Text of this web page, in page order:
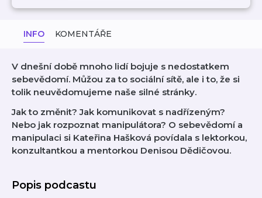
INFO KOMENTÁŘE
V dnešní době mnoho lidí bojuje s nedostatkem
sebevědomí. Můžou za to sociální sítě, ale i to, že si
tolik neuvědomujeme naše silné stránky.
Jak to změnit? Jak komunikovat s nadřízeným?
Nebo jak rozpoznat manipulátora? O sebevědomí a
manipulaci si Kateřina Hašková povídala s lektorkou,
konzultantkou a mentorkou Denisou Dědičovou.
Popis podcastu